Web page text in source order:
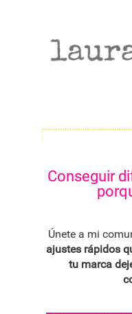
SOBRE
BLOG
Conseguir
Únete a mi
ajustes rápidos
tu marca